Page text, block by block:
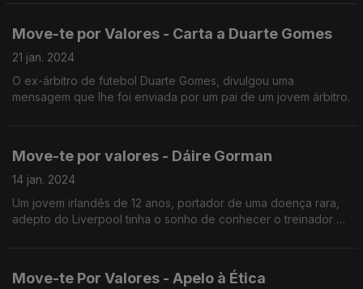
Move-te por Valores - Carta a Duarte Gomes
21 jan. 2024
O ex-árbitro de futebol Duarte Gomes, divulgou uma
mensagem que lhe foi enviada por um pai de um jovem árbitro.
Move-te por valores - Dáire Gorman
14 jan. 2024
Um jovem irlandês de 12 anos, portador de uma doença rara,
adepto do Liverpool tinha o sonho de conhecer o treinador e
Move-te Por Valores - Apelo à Ética